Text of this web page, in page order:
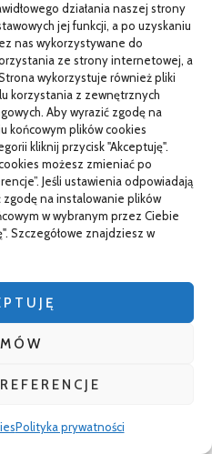
działania naszej strony
jej funkcji, a po uzyskaniu
nas wykorzystywane do
ze strony internetowej, a
wykorzystuje również pliki
korzystania z zewnętrznych
Aby wyrazić zgodę na
końcowym plików cookies
kliknij przycisk "Akceptuję".
możesz zmieniać po
Jeśli ustawienia odpowiadają
na instalowanie plików
w wybranym przez Ciebie
Szczegółowe znajdziesz w
Polityka prywatności
po uregulowaniu opłaty.
minut jazdy „debrief”,
Spisz błędy i rozbij je
mikrocele na kolejne
obserwacji, torze i
o różnym natężeniu
Użyj kamery i przejrzyj
i schematy. Ten cykl
i przygotowanie do
procedurę zapisów i
Ośrodki Ruchu
planem wejdziesz pewniej
tremą przed